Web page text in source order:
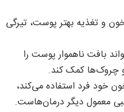
و تغذیه بهتر پوست، تیرگی
بافت ناهموار پوست را
چروک‌ها کمک کند.
خود فرد استفاده می‌کند،
معمول دیگر درمان‌هاست.